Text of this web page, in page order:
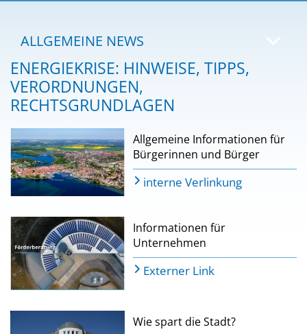
ALLGEMEINE NEWS
ENERGIEKRISE: HINWEISE, TIPPS,
VERORDNUNGEN,
RECHTSGRUNDLAGEN
Allgemeine Informationen für
Bürgerinnen und Bürger
interne Verlinkung
Informationen für
Unternehmen
Externer Link
Wie spart die Stadt?